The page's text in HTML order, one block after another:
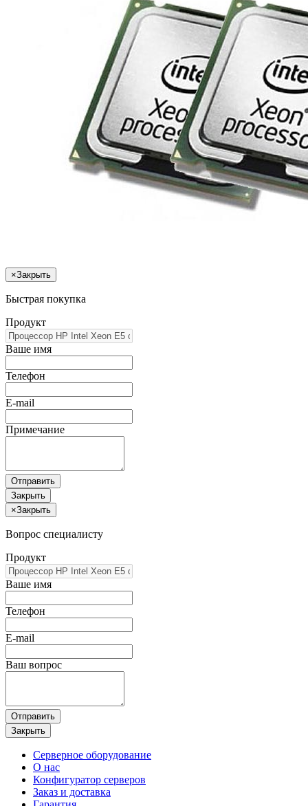
×Закрыть
Быстрая покупка
Продукт
Ваше имя
Телефон
E-mail
Примечание
Отправить
Закрыть
×Закрыть
Вопрос специалисту
Продукт
Ваше имя
Телефон
E-mail
Ваш вопрос
Отправить
Закрыть
Серверное оборудование
О нас
Конфигуратор серверов
Заказ и доставка